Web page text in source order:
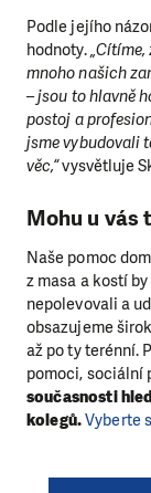
Podle jejího
hodnoty.
mnoho našich
– jsou to hlavně
postoj a
jsme vybudovali
věc,“vysvětluje
Mohu u vás
Naše pomoc
z masa a kostí
nepolevovali a
obsazujeme
až po ty terénní.
pomoci, sociální
současnosti
kolegů.Vyberte